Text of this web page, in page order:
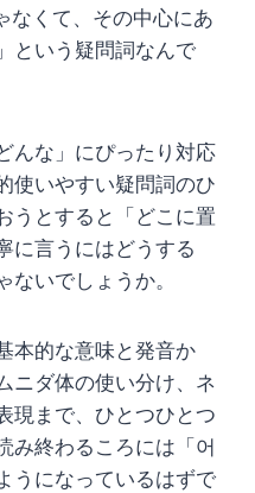
くて、その中心にあ
という疑問詞なんで
んな」にぴったり対応
使いやすい疑問詞のひ
うとすると「どこに置
に言うにはどうする
いでしょうか。
本的な意味と発音か
ニダ体の使い分け、ネ
現まで、ひとつひとつ
み終わるころには「어
うになっているはずで